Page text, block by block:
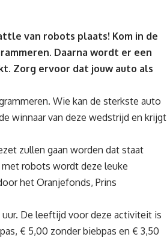
van robots plaats! Kom in de
Daarna wordt er een
Zorg ervoor dat jouw auto als
Wie kan de sterkste auto
winnaar van deze wedstrijd en krijgt
zullen gaan worden dat staat
robots wordt deze leuke
het Oranjefonds, Prins
uur. De leeftijd voor deze activiteit is
€ 5,00 zonder biebpas en € 3,50